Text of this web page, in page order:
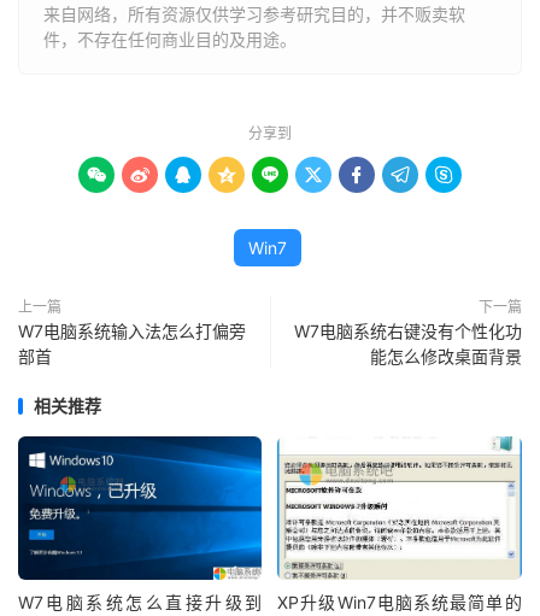
来自网络，所有资源仅供学习参考研究目的，并不贩卖软
件，不存在任何商业目的及用途。
分享到
        
Win7
上一篇
W7电脑系统输入法怎么打偏旁
部首
下一篇
W7电脑系统右键没有个性化功
能怎么修改桌面背景
相关推荐
W7电脑系统怎么直接升级到
XP升级Win7电脑系统最简单的